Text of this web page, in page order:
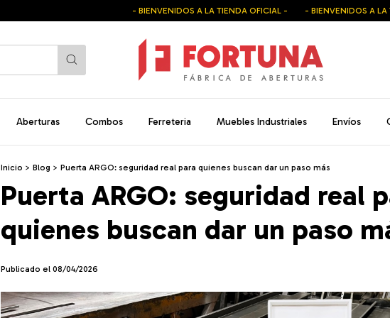
- BIENVENIDOS A LA TIENDA OFICIAL - - BIENVENIDOS A LA TIENDA
Aberturas Combos Ferreteria Muebles Industriales Envíos
Inicio > Blog > Puerta ARGO: seguridad real para quienes buscan dar un paso más
Puerta ARGO: seguridad real
quienes buscan dar un paso
Publicado el 08/04/2026